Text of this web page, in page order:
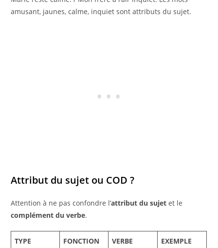
amusant, jaunes, calme, inquiet sont attributs du sujet.
Attribut du sujet ou COD ?
Attention à ne pas confondre l’attribut du sujet et le
complément du verbe.
TYPE FONCTION
VERBE
EXEMPLE